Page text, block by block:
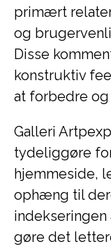
primært
og
Disse
konstruktiv
at forbedre
Galleri
tydeliggøre
hjemmeside,
ophæng til
gøre det